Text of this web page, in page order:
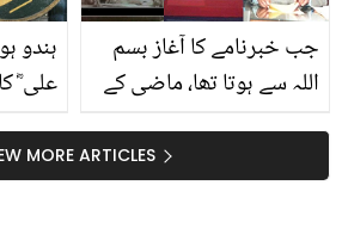
ہندو
سوشل
قول
جب خبرنامے کا آغاز بسم
اللہ سے ہوتا تھا، ماضی کے
اور ان کے ساتھی آج کہاں
کھو گئے
MORE ARTICLES